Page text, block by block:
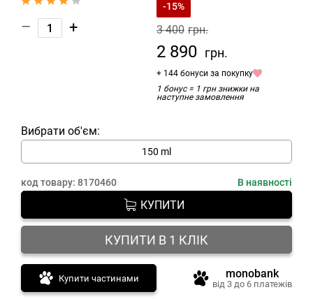
– +
-15%
3 400 грн.
2 890 грн.
+ 144 бонуси за покупку
1 бонус = 1 грн знижки на
наступне замовлення
Вибрати об'єм:
150 ml
код товару: 8170460 В наявності
КУПИТИ
КУПИТИ В 1 КЛІК
Купити частинами monobank
від 3 до 6 платежів